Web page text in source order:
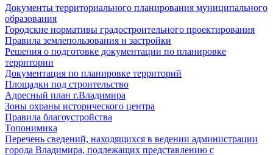
Документы территориального планирования муниципального
образования
Городские нормативы градостроительного проектирования
Правила землепользования и застройки
Решения о подготовке документации по планировке
территории
Документация по планировке территорий
Площадки под строительство
Адресный план г.Владимира
Зоны охраны исторического центра
Правила благоустройства
Топонимика
Перечень сведений, находящихся в ведении администрации
города Владимира, подлежащих представлению с